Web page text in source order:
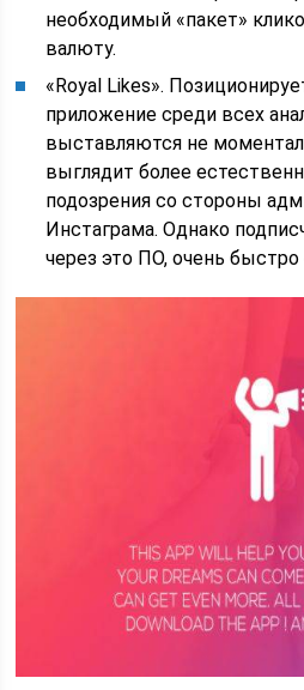
необходимый «пакет»
валюту.
«Royal Likes».
приложение среди всех
выставляются не
выглядит более
подозрения со стороны
Инстаграма. Однако
через это ПО, очень